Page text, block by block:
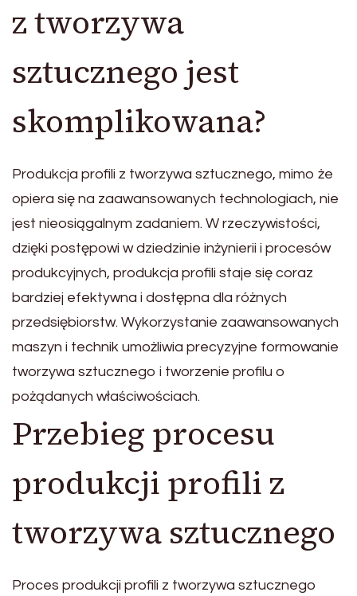
z tworzywa
sztucznego jest
skomplikowana?
Produkcja profili z tworzywa sztucznego, mimo że
opiera się na zaawansowanych technologiach, nie
jest nieosiągalnym zadaniem. W rzeczywistości,
dzięki postępowi w dziedzinie inżynierii i procesów
produkcyjnych, produkcja profili staje się coraz
bardziej efektywna i dostępna dla różnych
przedsiębiorstw. Wykorzystanie zaawansowanych
maszyn i technik umożliwia precyzyjne formowanie
tworzywa sztucznego i tworzenie profilu o
pożądanych właściwościach.
Przebieg procesu
produkcji profili z
tworzywa sztucznego
Proces produkcji profili z tworzywa sztucznego